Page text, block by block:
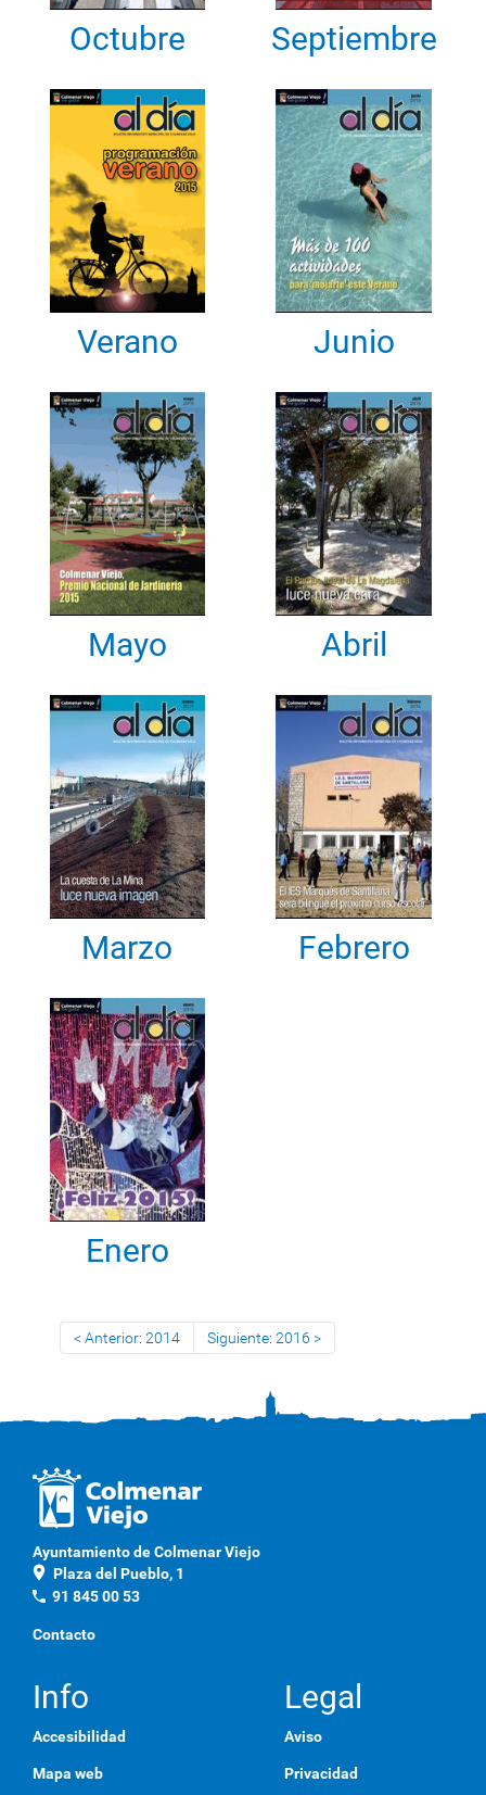
Octubre Septiembre
Verano Junio
Mayo Abril
Marzo Febrero
Enero
Anterior: 2014 Siguiente: 2016
Ayuntamiento de Colmenar Viejo
location_on Plaza del Pueblo, 1
phone 91 845 00 53
Contacto
Info
Accesibilidad
Mapa web
Legal
Aviso
Privacidad